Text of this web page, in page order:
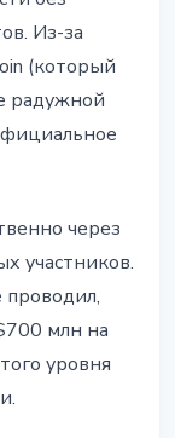
Из-за
(который
радужной
через
участников.
проводил,
млн на
уровня